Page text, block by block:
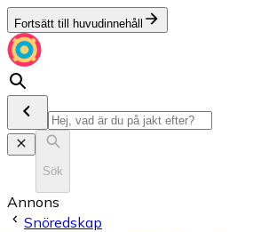
Fortsätt till huvudinnehåll
Sök
Annons
Snöredskap